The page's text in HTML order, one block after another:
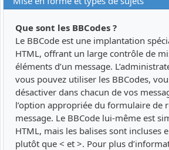
Que sont les BBCodes ?
Le BBCode est une implantation
HTML, offrant un large contrôle de
éléments d’un message.
vous pouvez utiliser les BBCodes,
désactiver dans chacun de vos
l’option appropriée du formulaire de
message. Le BBCode lui-même est
HTML, mais les balises sont incluses
plutôt que < et >. Pour plus